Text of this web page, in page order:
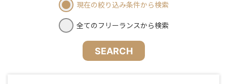
現在の絞り込み条件から検索
全てのフリーランスから検索
SEARCH